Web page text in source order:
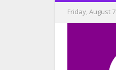
Friday, August 7